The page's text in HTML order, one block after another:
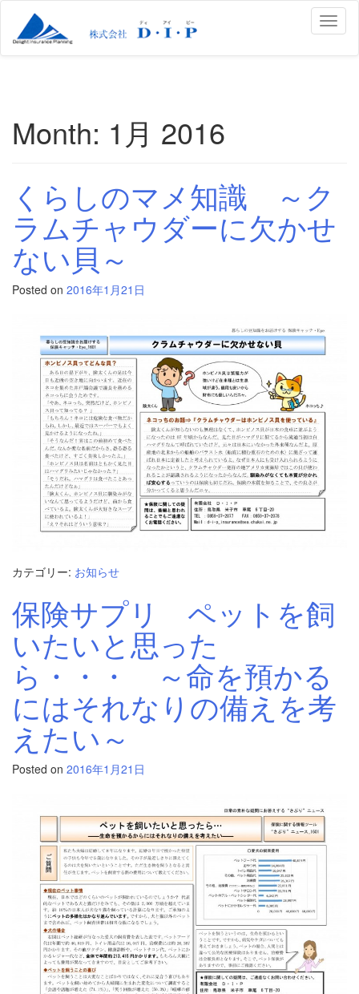
Month: 1月 2016
くらしのマメ知識 ～ク
ラムチャウダーに欠かせ
ない貝～
Posted on 2016年1月21日
カテゴリー: お知らせ
保険サプリ ペットを飼
いたいと思った
ら・・・ ～命を預かる
にはそれなりの備えを考
えたい～
Posted on 2016年1月21日